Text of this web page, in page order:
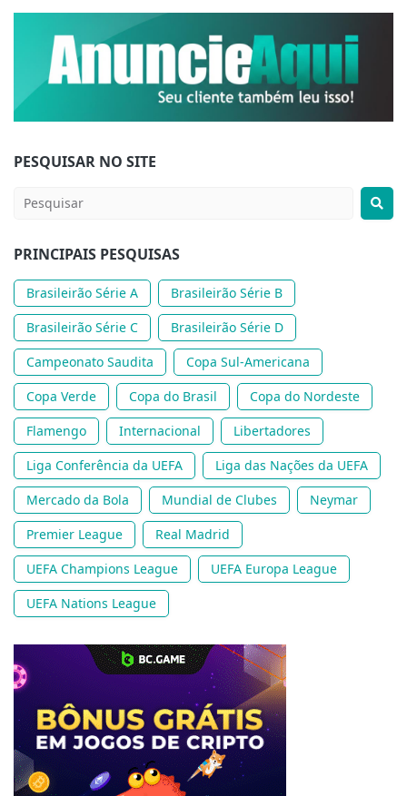
PESQUISAR NO SITE
PRINCIPAIS PESQUISAS
Brasileirão Série A
Brasileirão Série B
Brasileirão Série C
Brasileirão Série D
Campeonato Saudita
Copa Sul-Americana
Copa Verde
Copa do Brasil
Copa do Nordeste
Flamengo
Internacional
Libertadores
Liga Conferência da UEFA
Liga das Nações da UEFA
Mercado da Bola
Mundial de Clubes
Neymar
Premier League
Real Madrid
UEFA Champions League
UEFA Europa League
UEFA Nations League